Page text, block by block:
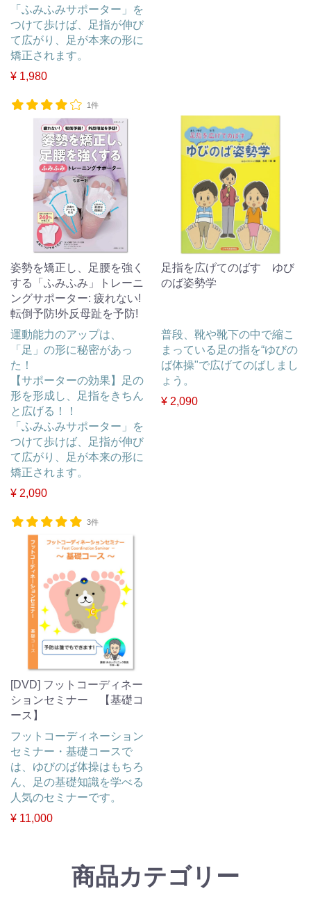
「ふみふみサポーター」を
つけて歩けば、足指が伸び
て広がり、足が本来の形に
矯正されます。
¥ 1,980
1件
姿勢を矯正し、足腰を強く
する「ふみふみ」トレーニ
ングサポーター: 疲れない!
転倒予防!外反母趾を予防!
運動能力のアップは、
「足」の形に秘密があっ
た！
【サポーターの効果】足の
形を形成し、足指をきちん
と広げる！！
「ふみふみサポーター」を
つけて歩けば、足指が伸び
て広がり、足が本来の形に
矯正されます。
¥ 2,090
3件
足指を広げてのばす ゆび
のば姿勢学
普段、靴や靴下の中で縮こ
まっている足の指を“ゆびの
ば体操"で広げてのばしまし
ょう。
¥ 2,090
[DVD] フットコーディネー
ションセミナー 【基礎コ
ース】
フットコーディネーション
セミナー・基礎コースで
は、ゆびのば体操はもちろ
ん、足の基礎知識を学べる
人気のセミナーです。
¥ 11,000
商品カテゴリー